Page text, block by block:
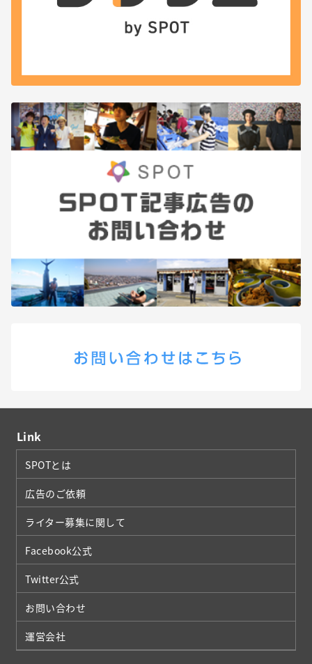
Link
SPOTとは
広告のご依頼
ライター募集に関して
Facebook公式
Twitter公式
お問い合わせ
運営会社